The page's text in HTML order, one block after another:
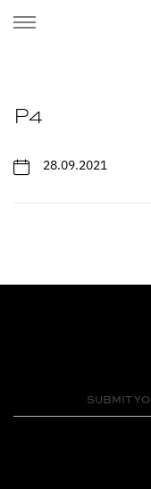
P4
28.09.2021